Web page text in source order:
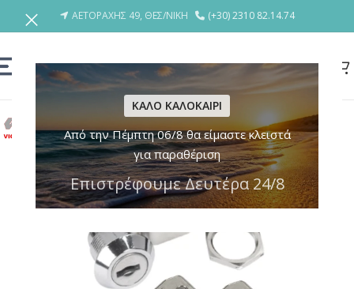
ΚΑΛΟ ΚΑΛΟΚΑΙΡΙ
Από την Πέμπτη 06/8 θα είμαστε κλειστά
για παραθέριση
Επιστρέφουμε Δευτέρα 24/8
ΑΕΤΟΡΑΧΗΣ 49, ΘΕΣ/ΝΙΚΗ (+30) 2310 82.14.74